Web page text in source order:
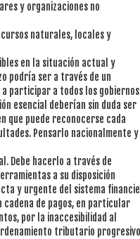
y organizaciones no
naturales, locales y
en la situación actual y
podría ser a través de un
participar a todos los gobiernos
esencial deberían sin duda ser
que puede reconocerse cada
Pensarlo nacionalmente y
Debe hacerlo a través de
a su disposición
y urgente del sistema
de pagos, en particular
por la inaccesibilidad al
tributario progresivo